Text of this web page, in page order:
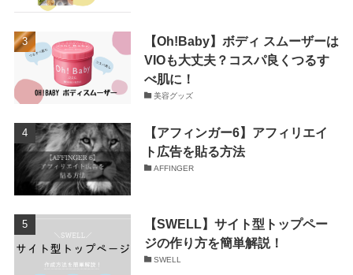
【Oh!Baby】ボディ スムーザーは
VIOも大丈夫？コスパ良くつるす
べ肌に！
美容グッズ
【アフィンガー6】アフィリエイ
ト広告を貼る方法
AFFINGER
【SWELL】サイト型トップペー
ジの作り方を簡単解説！
SWELL